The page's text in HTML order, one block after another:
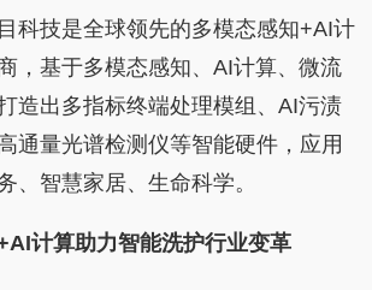
科技是全球领先的多模态感知+AI计
，基于多模态感知、AI计算、微流
造出多指标终端处理模组、AI污渍
通量光谱检测仪等智能硬件，应用
、智慧家居、生命科学。
计算助力智能洗护行业变革